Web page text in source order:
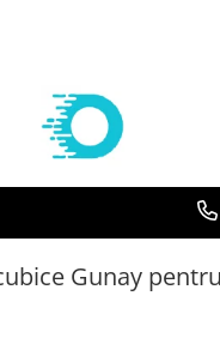
R 134a
404a
R 134a
R 404a
Embraco
Embraco
R600a
R134a
MODINE
EVS
GCE/
Gunay pentru